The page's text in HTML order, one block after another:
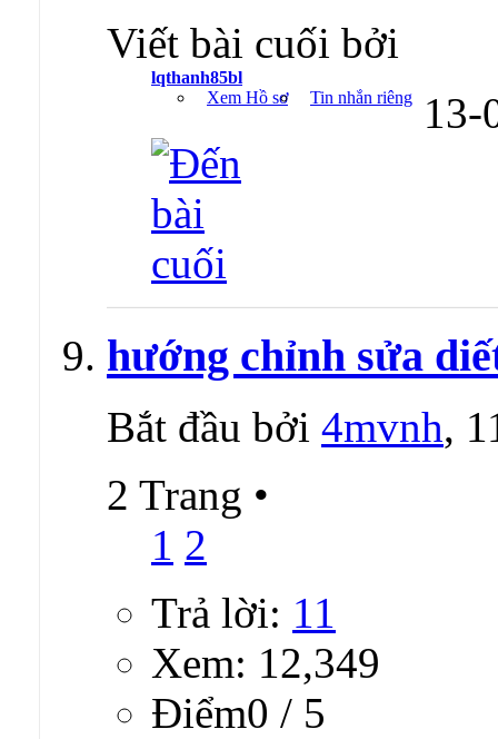
Viết bài cuối bởi
lqthanh85bl
Xem Hồ sơ
Tin nhắn riêng
hướng chỉnh sửa
Bắt đầu bởi 4mvnh,
2 Trang •
1 2
Trả lời: 11
Xem: 12,349
Ðiểm0 / 5